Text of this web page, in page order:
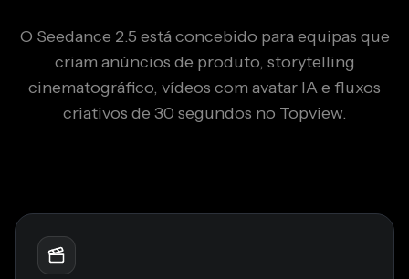
O Seedance 2.5 está concebido para equipas que
criam anúncios de produto, storytelling
cinematográfico, vídeos com avatar IA e fluxos
criativos de 30 segundos no Topview.